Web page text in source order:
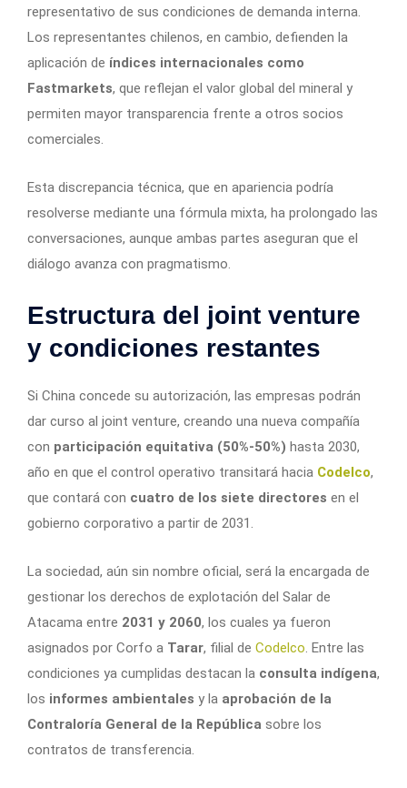
representativo de sus condiciones de demanda interna.
Los representantes chilenos, en cambio, defienden la
aplicación de índices internacionales como
Fastmarkets, que reflejan el valor global del mineral y
permiten mayor transparencia frente a otros socios
comerciales.
Esta discrepancia técnica, que en apariencia podría
resolverse mediante una fórmula mixta, ha prolongado las
conversaciones, aunque ambas partes aseguran que el
diálogo avanza con pragmatismo.
Estructura del joint venture
y condiciones restantes
Si China concede su autorización, las empresas podrán
dar curso al joint venture, creando una nueva compañía
con participación equitativa (50%-50%) hasta 2030,
año en que el control operativo transitará hacia Codelco,
que contará con cuatro de los siete directores en el
gobierno corporativo a partir de 2031.
La sociedad, aún sin nombre oficial, será la encargada de
gestionar los derechos de explotación del Salar de
Atacama entre 2031 y 2060, los cuales ya fueron
asignados por Corfo a Tarar, filial de Codelco. Entre las
condiciones ya cumplidas destacan la consulta indígena,
los informes ambientales y la aprobación de la
Contraloría General de la República sobre los
contratos de transferencia.